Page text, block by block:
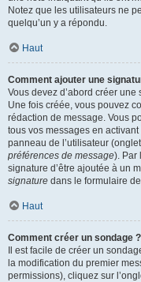
Notez que les utilisateurs ne
quelqu’un y a répondu.
Haut
Comment ajouter une
Vous devez d’abord créer
Une fois créée, vous pouvez
rédaction de message. Vous
tous vos messages en
panneau de l’utilisateur (onglet
préférences de message). Par
signature d’être ajoutée à un
signature dans le formulaire
Haut
Comment créer un sondage ?
Il est facile de créer un
la modification du premier
permissions), cliquez sur